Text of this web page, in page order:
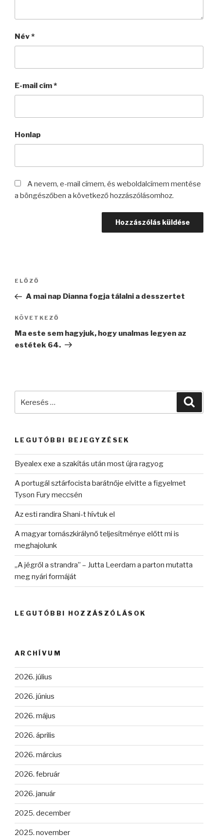
Név*
E-mail cím*
Honlap
A nevem, e-mail címem, és weboldalcímem mentése
a böngészőben a következő hozzászólásomhoz.
Bejegyzés
Korábbi
bejegyzés
ELŐZŐ
A mai nap Dianna fogja tálalni a desszertet
Következő
bejegyzés
KÖVETKEZŐ
Ma este sem hagyjuk, hogy unalmas legyen az
estétek 64.
LEGUTÓBBI BEJEGYZÉSEK
Byealex exe a szakítás után most újra ragyog
A portugál sztárfocista barátnője elvitte a figyelmet
Tyson Fury meccsén
Az esti randira Shani-t hívtuk el
A magyar tornászkirálynő teljesítménye előtt mi is
meghajolunk
„A jégről a strandra” – Jutta Leerdam a parton mutatta
meg nyári formáját
LEGUTÓBBI HOZZÁSZÓLÁSOK
ARCHÍVUM
2026. július
2026. június
2026. május
2026. április
2026. március
2026. február
2026. január
2025. december
2025. november